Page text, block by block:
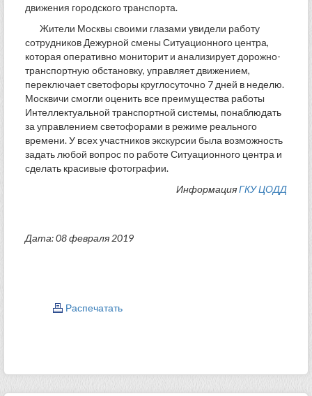
движения городского транспорта.
Жители Москвы своими глазами увидели работу
сотрудников Дежурной смены Ситуационного центра,
которая оперативно мониторит и анализирует дорожно-
транспортную обстановку, управляет движением,
переключает светофоры круглосуточно 7 дней в неделю.
Москвичи смогли оценить все преимущества работы
Интеллектуальной транспортной системы, понаблюдать
за управлением светофорами в режиме реального
времени. У всех участников экскурсии была возможность
задать любой вопрос по работе Ситуационного центра и
сделать красивые фотографии.
ИнформацияГКУ ЦОДД
Дата: 08 февраля 2019
Распечатать